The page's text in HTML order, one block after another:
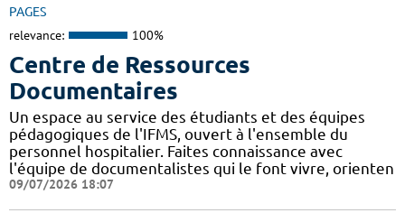
PAGES
relevance: 100%
Centre de Ressources
Documentaires
Un espace au service des étudiants et des équipes
pédagogiques de l'IFMS, ouvert à l'ensemble du
personnel hospitalier. Faites connaissance avec
l'équipe de documentalistes qui le font vivre, orienten
09/07/2026 18:07